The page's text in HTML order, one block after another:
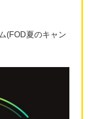
(FOD夏のキャン